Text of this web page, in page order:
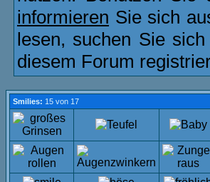
informieren Sie sich
lesen, suchen Sie
diesem Forum
Smilies: 15 von 17